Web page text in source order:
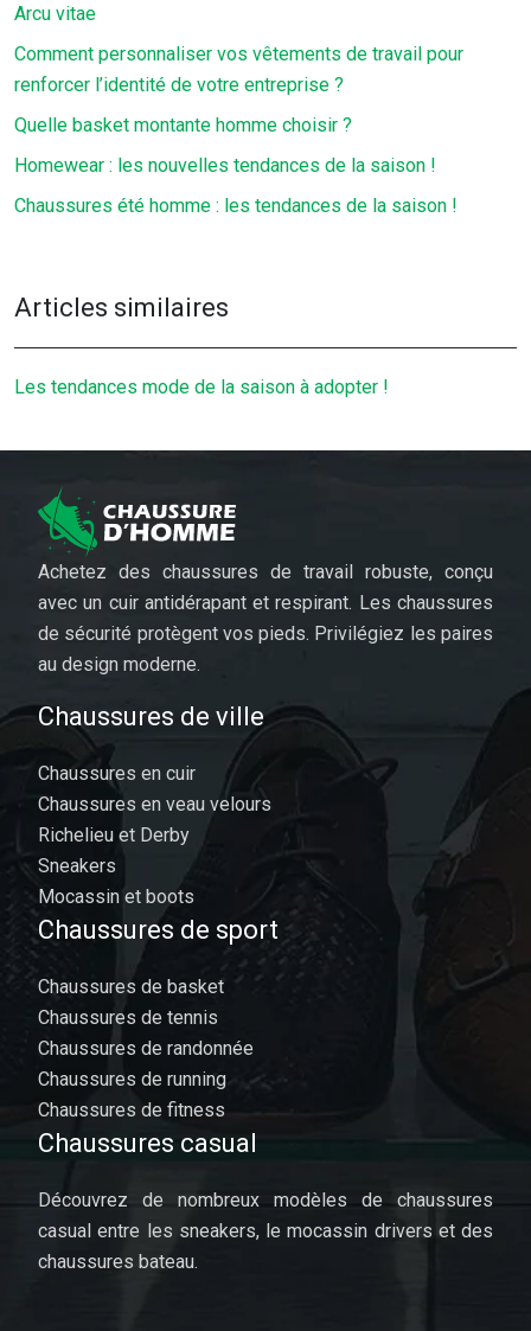
Arcu vitae
Comment personnaliser vos vêtements de travail pour
renforcer l’identité de votre entreprise ?
Quelle basket montante homme choisir ?
Homewear : les nouvelles tendances de la saison !
Chaussures été homme : les tendances de la saison !
Articles similaires
Les tendances mode de la saison à adopter !
Achetez des chaussures de travail robuste, conçu
avec un cuir antidérapant et respirant. Les chaussures
de sécurité protègent vos pieds. Privilégiez les paires
au design moderne.
Chaussures de ville
Chaussures en cuir
Chaussures en veau velours
Richelieu et Derby
Sneakers
Mocassin et boots
Chaussures de sport
Chaussures de basket
Chaussures de tennis
Chaussures de randonnée
Chaussures de running
Chaussures de fitness
Chaussures casual
Découvrez de nombreux modèles de chaussures
casual entre les sneakers, le mocassin drivers et des
chaussures bateau.